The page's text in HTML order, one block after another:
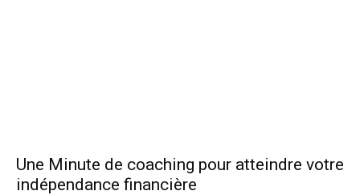
Une Minute de coaching pour atteindre votre
indépendance financière